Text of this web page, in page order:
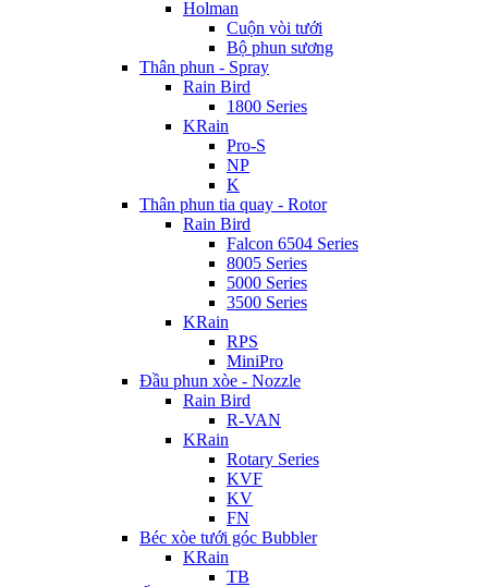
Holman
Cuộn vòi tưới
Bộ phun sương
Thân phun - Spray
Rain Bird
1800 Series
KRain
Pro-S
NP
K
Thân phun tia quay - Rotor
Rain Bird
Falcon 6504 Series
8005 Series
5000 Series
3500 Series
KRain
RPS
MiniPro
Đầu phun xòe - Nozzle
Rain Bird
R-VAN
KRain
Rotary Series
KVF
KV
FN
Béc xòe tưới góc Bubbler
KRain
TB